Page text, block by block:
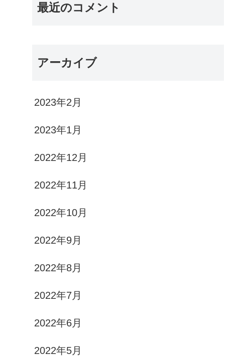
最近のコメント
アーカイブ
2023年2月
2023年1月
2022年12月
2022年11月
2022年10月
2022年9月
2022年8月
2022年7月
2022年6月
2022年5月